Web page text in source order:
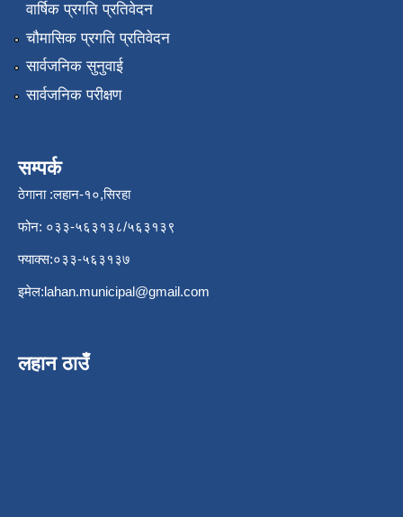
वार्षिक प्रगति प्रतिवेदन
चौमासिक प्रगति प्रतिवेदन
सार्वजनिक सुनुवाई
सार्वजनिक परीक्षण
सम्पर्क
ठेगाना :लहान-१०,सिरहा
फोन: ०३३-५६३१३८/५६३१३९
फ्याक्स:०३३-५६३१३७
इमेल:lahan.municipal@gmail.com
लहान ठाउँ